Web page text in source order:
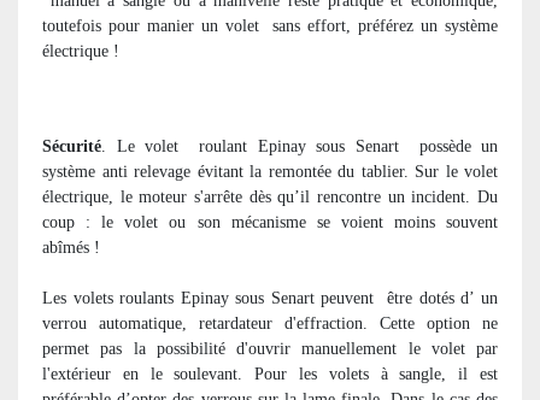
toutefois pour manier un volet
sans effort, préférez un système
électrique !
Sécurité . Le volet roulant Epinay sous Senart
possède un
système anti relevage évitant la remontée du tablier. Sur le volet
électrique, le moteur s'arrête dès qu’il rencontre un incident. Du
coup : le volet ou son mécanisme se voient moins souvent
abîmés !
Les volets roulants Epinay sous Senart peuvent
être dotés d’ un
verrou automatique, retardateur d'effraction. Cette option ne
permet pas la possibilité d'ouvrir manuellement le volet par
l'extérieur en le soulevant. Pour les volets à sangle, il est